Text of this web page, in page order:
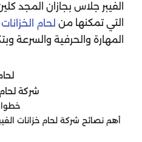
الفيبر جلاس بجازان المجد
التي تمكنها من لحام الخزانات
المهارة والحرفية والسرعة
شركة
أهم نصائح شركة لحام خزانات